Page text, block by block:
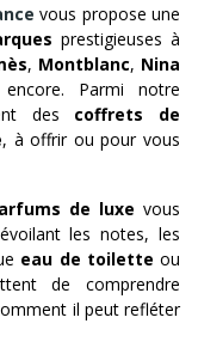
vous propose une
prestigieuses à
, Montblanc, Nina
Parmi notre
des coffrets de
, à offrir ou pour vous
de luxe vous
les notes, les
eau de toilette ou
de comprendre
il peut refléter